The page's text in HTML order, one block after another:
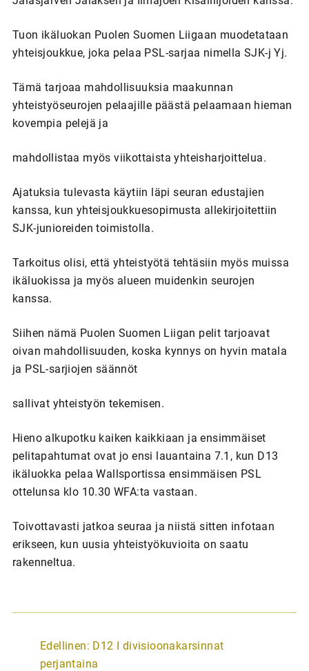
Tuon ikäluokan Puolen Suomen Liigaan muodetataan
yhteisjoukkue, joka pelaa PSL-sarjaa nimella SJK-j Yj.
Tämä tarjoaa mahdollisuuksia maakunnan
yhteistyöseurojen pelaajille päästä pelaamaan hieman
kovempia pelejä ja
mahdollistaa myös viikottaista yhteisharjoittelua.
Ajatuksia tulevasta käytiin läpi seuran edustajien
kanssa, kun yhteisjoukkuesopimusta allekirjoitettiin
SJK-junioreiden toimistolla.
Tarkoitus olisi, että yhteistyötä tehtäsiin myös muissa
ikäluokissa ja myös alueen muidenkin seurojen
kanssa.
Siihen nämä Puolen Suomen Liigan pelit tarjoavat
oivan mahdollisuuden, koska kynnys on hyvin matala
ja PSL-sarjiojen säännöt
sallivat yhteistyön tekemisen.
Hieno alkupotku kaiken kaikkiaan ja ensimmäiset
pelitapahtumat ovat jo ensi lauantaina 7.1, kun D13
ikäluokka pelaa Wallsportissa ensimmäisen PSL
ottelunsa klo 10.30 WFA:ta vastaan.
Toivottavasti jatkoa seuraa ja niistä sitten infotaan
erikseen, kun uusia yhteistyökuvioita on saatu
rakenneltua.
A
r
Edellinen: D12 I divisioonakarsinnat
perjantaina